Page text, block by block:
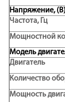
Напряжение,
Частота, Гц
Мощностной
Модель
Двигатель
Количество
Мощность